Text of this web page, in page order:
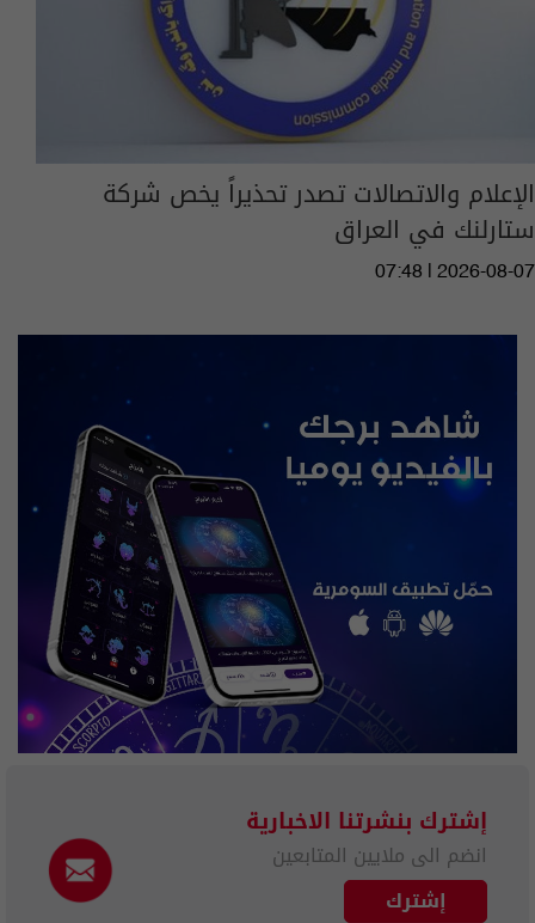
الإعلام والاتصالات تصدر تحذيراً يخص شركة
ستارلنك في العراق
07:48 | 2026-08-07
إشترك بنشرتنا الاخبارية
انضم الى ملايين المتابعين
إشترك